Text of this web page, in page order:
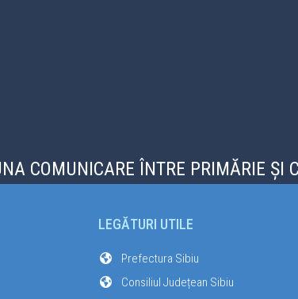
COMUNICARE ÎNTRE PRIMĂRIE ȘI
LEGĂTURI UTILE
Prefectura Sibiu
Consiliul Județean Sibiu